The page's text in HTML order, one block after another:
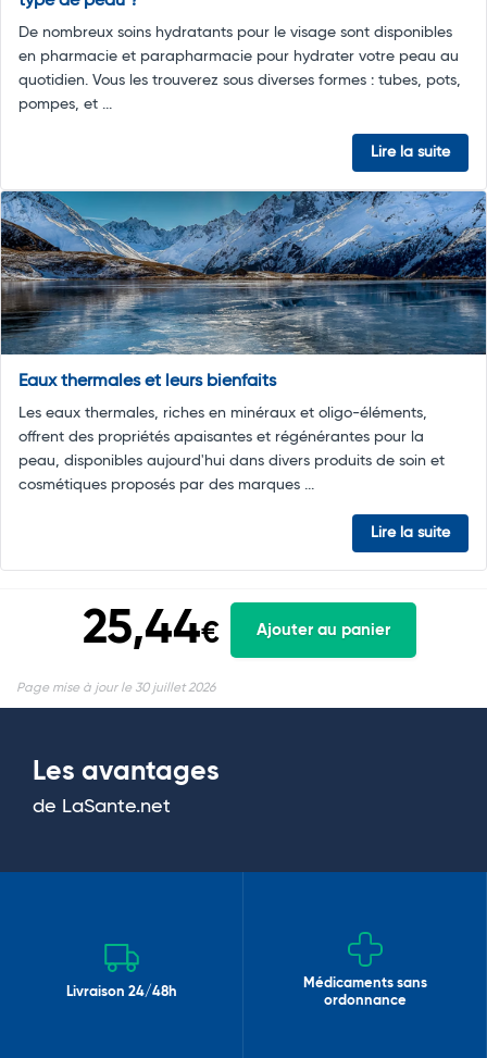
De nombreux soins hydratants pour le visage sont disponibles
en pharmacie et parapharmacie pour hydrater votre peau au
quotidien. Vous les trouverez sous diverses formes : tubes, pots,
pompes, et ...
Lire la suite
Eaux thermales et leurs bienfaits
Les eaux thermales, riches en minéraux et oligo-éléments,
offrent des propriétés apaisantes et régénérantes pour la
peau, disponibles aujourd'hui dans divers produits de soin et
cosmétiques proposés par des marques ...
Lire la suite
25,44€ Ajouter au panier
Page mise à jour le 30 juillet 2026
Les avantages
de LaSante.net
Livraison 24/48h
Médicaments sans
ordonnance